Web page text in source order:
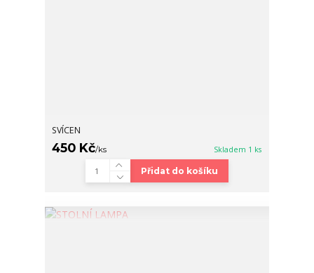
SVÍCEN
450 Kč/ks Skladem 1 ks
Přidat do košíku